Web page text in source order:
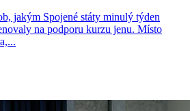
jakým Spojené státy minulý týden
na podporu kurzu jenu. Místo